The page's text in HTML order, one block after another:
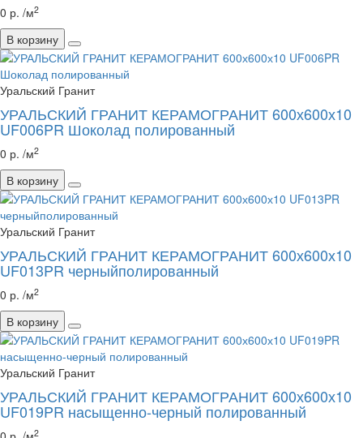
0 р. /м2
В корзину
Уральский Гранит
УРАЛЬСКИЙ ГРАНИТ КЕРАМОГРАНИТ 600х600х10
UF006PR Шоколад полированный
0 р. /м2
В корзину
Уральский Гранит
УРАЛЬСКИЙ ГРАНИТ КЕРАМОГРАНИТ 600х600х10
UF013PR черныйполированный
0 р. /м2
В корзину
Уральский Гранит
УРАЛЬСКИЙ ГРАНИТ КЕРАМОГРАНИТ 600х600х10
UF019PR насыщенно-черный полированный
2